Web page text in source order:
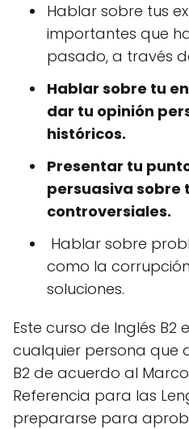
Hablar sobre tus
importantes que
pasado, a través
Hablar sobre tu
dar tu opinión
históricos.
Presentar tu
persuasiva sobre
controversiales.
Hablar sobre
como la
soluciones.
Este curso de Inglés B2
cualquier persona que
B2 de acuerdo al
Referencia para las
prepararse para